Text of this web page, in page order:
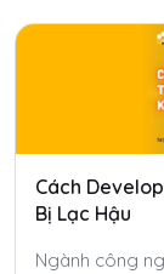
Cách
Bị Lạc Hậu
Ngành công